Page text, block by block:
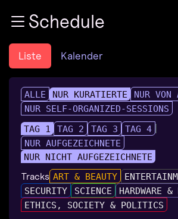
Zum InhaltSchedule
Liste Kalender
ALLE NUR KURATIERTE
NUR VON
NUR SELF-ORGANIZED-SESSIONS
TAG 1
TAG 2 TAG 3
TAG 4
NUR AUFGEZEICHNETE
NUR NICHT AUFGEZEICHNETE
Tracks ART & BEAUTY
SECURITY
SCIENCE
HARDWARE &
ETHICS, SOCIETY & POLITICS